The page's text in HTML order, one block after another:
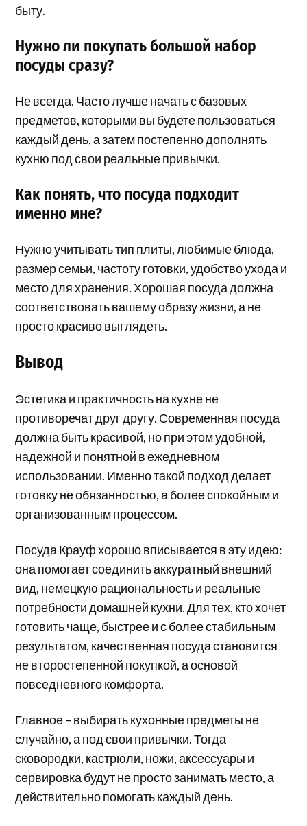
быту.
Нужно ли покупать большой набор
посуды сразу?
Не всегда. Часто лучше начать с базовых
предметов, которыми вы будете пользоваться
каждый день, а затем постепенно дополнять
кухню под свои реальные привычки.
Как понять, что посуда подходит
именно мне?
Нужно учитывать тип плиты, любимые блюда,
размер семьи, частоту готовки, удобство ухода и
место для хранения. Хорошая посуда должна
соответствовать вашему образу жизни, а не
просто красиво выглядеть.
Вывод
Эстетика и практичность на кухне не
противоречат друг другу. Современная посуда
должна быть красивой, но при этом удобной,
надежной и понятной в ежедневном
использовании. Именно такой подход делает
готовку не обязанностью, а более спокойным и
организованным процессом.
Посуда Крауф хорошо вписывается в эту идею:
она помогает соединить аккуратный внешний
вид, немецкую рациональность и реальные
потребности домашней кухни. Для тех, кто хочет
готовить чаще, быстрее и с более стабильным
результатом, качественная посуда становится
не второстепенной покупкой, а основой
повседневного комфорта.
Главное – выбирать кухонные предметы не
случайно, а под свои привычки. Тогда
сковородки, кастрюли, ножи, аксессуары и
сервировка будут не просто занимать место, а
действительно помогать каждый день.